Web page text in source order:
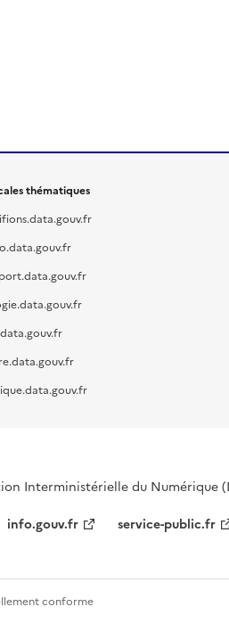
thématiques
Interministérielle du Numérique
info.gouv.fr service-public.fr
conforme